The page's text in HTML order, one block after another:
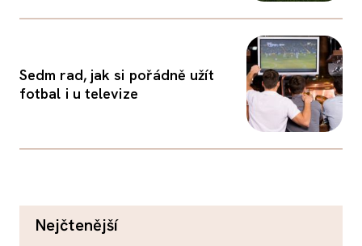
Sedm rad, jak si pořádně užít
fotbal i u televize
nejčtenější